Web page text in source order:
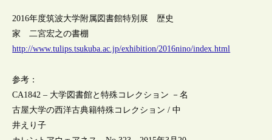
2016年度筑波大学附属図書館特別展 歴史
家 二宮宏之の書棚
http://www.tulips.tsukuba.ac.jp/exhibition/2016nino/index.html
参考：
CA1842 – 大学図書館と特殊コレクション －名
古屋大学の西洋古典籍特殊コレクション / 中
井えり子